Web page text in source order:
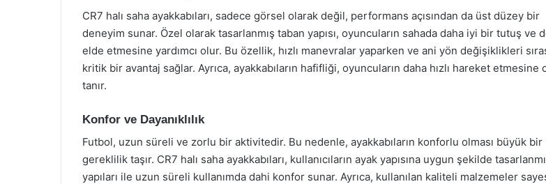
CR7 halı saha ayakkabıları, sadece görsel olarak değil, performans açısından da üst düzey bir
deneyim sunar. Özel olarak tasarlanmış taban yapısı, oyuncuların sahada daha iyi bir tutuş ve
elde etmesine yardımcı olur. Bu özellik, hızlı manevralar yaparken ve ani yön değişiklikleri
kritik bir avantaj sağlar. Ayrıca, ayakkabıların hafifliği, oyuncuların daha hızlı hareket etmesine
tanır.
Konfor ve Dayanıklılık
Futbol, uzun süreli ve zorlu bir aktivitedir. Bu nedenle, ayakkabıların konforlu olması büyük bir
gereklilik taşır. CR7 halı saha ayakkabıları, kullanıcıların ayak yapısına uygun şekilde
yapıları ile uzun süreli kullanımda dahi konfor sunar. Ayrıca, kullanılan kaliteli malzemeler